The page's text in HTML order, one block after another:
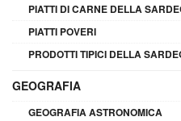
PIATTI DI CARNE DELLA
PIATTI POVERI
PRODOTTI TIPICI DELLA
GEOGRAFIA
GEOGRAFIA ASTRONOMICA